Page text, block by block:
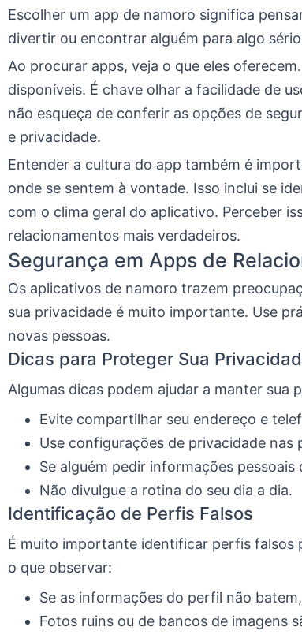
Escolher um app de namoro significa
divertir ou encontrar alguém para algo
Ao procurar apps, veja o que eles oferecem.
disponíveis. É chave olhar a facilidade de
não esqueça de conferir as opções de
e privacidade.
Entender a cultura do app também é
onde se sentem à vontade. Isso inclui se
com o clima geral do aplicativo. Perceber
relacionamentos mais verdadeiros.
Segurança em Apps de
Os aplicativos de namoro trazem
sua privacidade é muito importante. Use
novas pessoas.
Dicas para Proteger Sua
Algumas dicas podem ajudar a manter sua
Evite compartilhar seu endereço e
Use configurações de privacidade nas
Se alguém pedir informações pessoais
Não divulgue a rotina do seu dia a dia.
Identificação de Perfis Falsos
É muito importante identificar perfis falsos
o que observar:
Se as informações do perfil não
Fotos ruins ou de bancos de imagens